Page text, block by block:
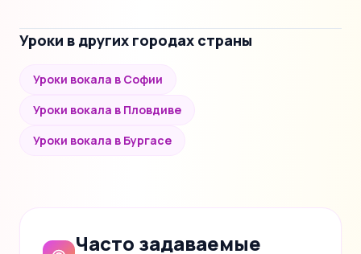
Уроки в других городах страны
Уроки вокала в Софии
Уроки вокала в Пловдиве
Уроки вокала в Бургасе
Часто задаваемые